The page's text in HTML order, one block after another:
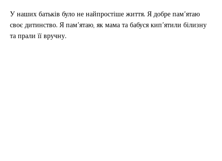
У наших батьків було не найпростіше життя. Я добре пам’ятаю
своє дитинство. Я пам’ятаю, як мама та бабуся кип’ятили білизну
та прали її вручну.